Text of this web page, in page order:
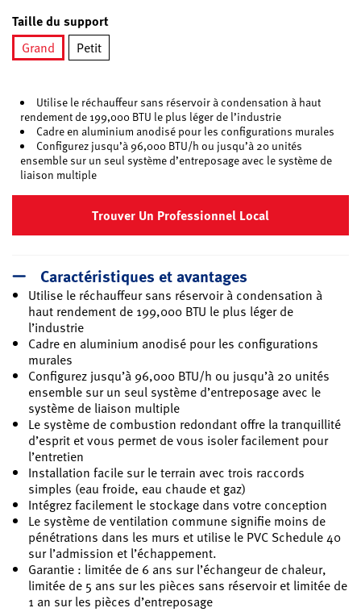
Taille du support
Grand
Petit
Utilise le réchauffeur sans réservoir à condensation à haut
rendement de 199,000 BTU le plus léger de l’industrie
Cadre en aluminium anodisé pour les configurations murales
Configurez jusqu’à 96,000 BTU/h ou jusqu’à 20 unités
ensemble sur un seul système d’entreposage avec le système de
liaison multiple
Trouver Un Professionnel Local
Caractéristiques et avantages
Utilise le réchauffeur sans réservoir à condensation à
haut rendement de 199,000 BTU le plus léger de
l’industrie
Cadre en aluminium anodisé pour les configurations
murales
Configurez jusqu’à 96,000 BTU/h ou jusqu’à 20 unités
ensemble sur un seul système d’entreposage avec le
système de liaison multiple
Le système de combustion redondant offre la tranquillité
d’esprit et vous permet de vous isoler facilement pour
l’entretien
Installation facile sur le terrain avec trois raccords
simples (eau froide, eau chaude et gaz)
Intégrez facilement le stockage dans votre conception
Le système de ventilation commune signifie moins de
pénétrations dans les murs et utilise le PVC Schedule 40
sur l’admission et l’échappement.
Garantie : limitée de 6 ans sur l’échangeur de chaleur,
limitée de 5 ans sur les pièces sans réservoir et limitée de
1 an sur les pièces d’entreposage